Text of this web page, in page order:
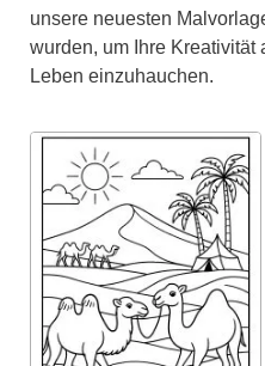
unsere neuesten
wurden, um Ihre Kreativität
Leben einzuhauchen.